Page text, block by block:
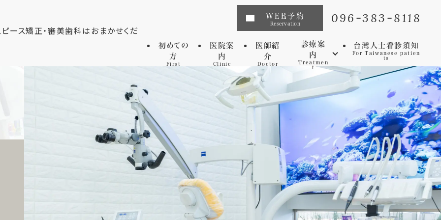
WEB予約
Reservation 096-383-8118
初めての
方
First
医院案
内
Clinic
医師紹
介
Doctor
診療案
内
Treatmen
t
インプラント
マウスピース矯正
セレック
審美歯科
ホワイトニング
矯正歯科
歯周病
予防歯科
マイクロスコープ
台灣人士看診須知
For Taiwanese patien
ts